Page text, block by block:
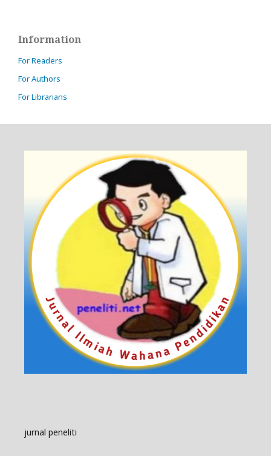
Information
For Readers
For Authors
For Librarians
jurnal peneliti